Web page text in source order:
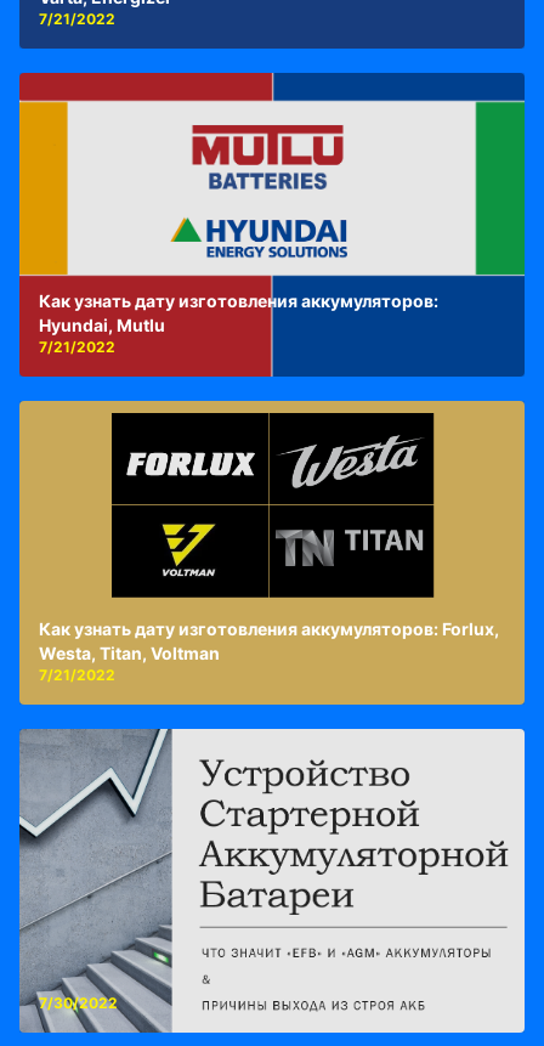
7/21/2022
Как узнать дату изготовления аккумуляторов:
Hyundai, Mutlu
7/21/2022
Как узнать дату изготовления аккумуляторов: Forlux,
Westa, Titan, Voltman
7/21/2022
7/30/2022